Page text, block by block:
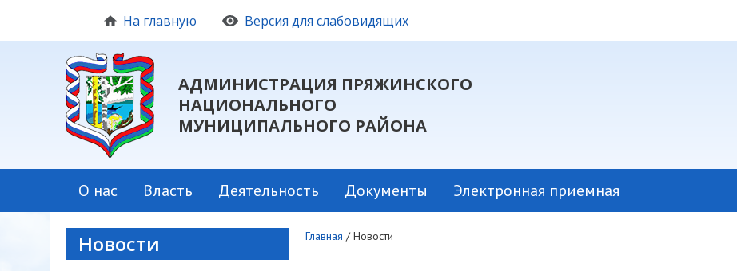
На главную Версия для слабовидящих
АДМИНИСТРАЦИЯ ПРЯЖИНСКОГО
НАЦИОНАЛЬНОГО
МУНИЦИПАЛЬНОГО РАЙОНА
О нас Власть Деятельность Документы Электронная приемная
Новости Главная /Новости